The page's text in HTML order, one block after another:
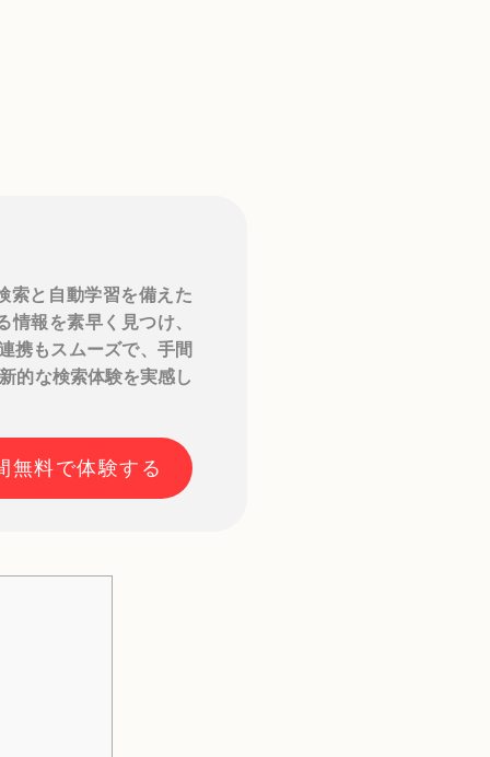
索と自動学習を備えた
報を素早く見つけ、
携もスムーズで、手間
的な検索体験を実感し
無料で体験する